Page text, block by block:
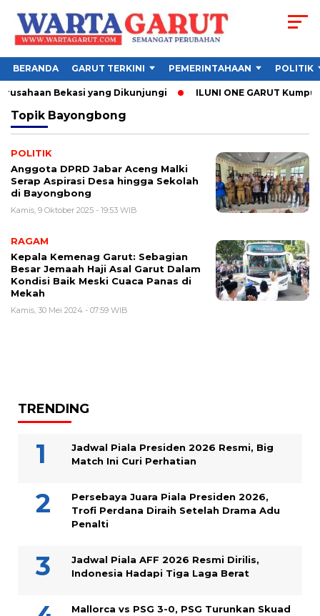
BERANDA GARUT TERKINI PEMERINTAHAAN POLITIK
Bekasi yang Dikunjungi ILUNI ONE GARUT
Topik Bayongbong
POLITIK
Anggota DPRD Jabar Aceng Malki
Serap Aspirasi Desa hingga Sekolah
di Bayongbong
Kamis, 9 Oktober 2025 - 19:53 WIB
RAGAM
Kepala Kemenag Garut: Sebagian
Besar Jemaah Haji Asal Garut Dalam
Kondisi Baik Meski Cuaca Panas di
Mekah
Kamis, 30 Mei 2024 - 07:59 WIB
TRENDING
Jadwal Piala Presiden 2026 Resmi, Big
Match Ini Curi Perhatian
Persebaya Juara Piala Presiden 2026,
Trofi Perdana Diraih Setelah Drama Adu
Penalti
Jadwal Piala AFF 2026 Resmi Dirilis,
Indonesia Hadapi Tiga Laga Berat
Mallorca vs PSG 3-0, PSG Turunkan Skuad